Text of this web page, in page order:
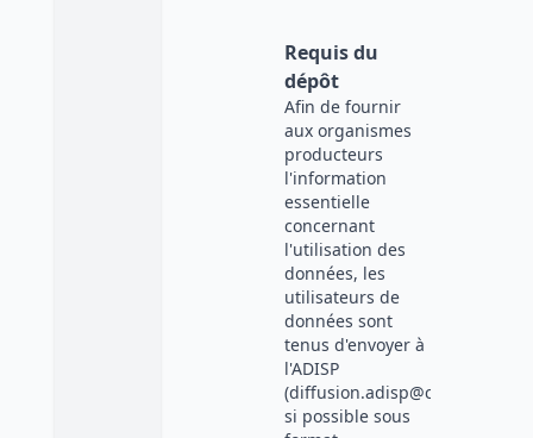
Requis du
dépôt
Afin de fournir
aux organismes
producteurs
l'information
essentielle
concernant
l'utilisation des
données, les
utilisateurs de
données sont
tenus d'envoyer à
l'ADISP
(diffusion.adisp@cnrs.fr),
si possible sous